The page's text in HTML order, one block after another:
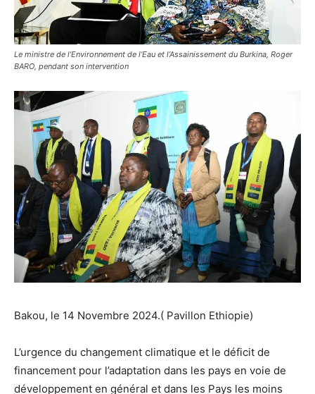
Le ministre de l’Environnement de l’Eau et l’Assainissement du Burkina, Roger
BARO, pendant son intervention
Bakou, le 14 Novembre 2024.( Pavillon Ethiopie)
L’urgence du changement climatique et le déficit de
financement pour l’adaptation dans les pays en voie de
développement en général et dans les Pays les moins